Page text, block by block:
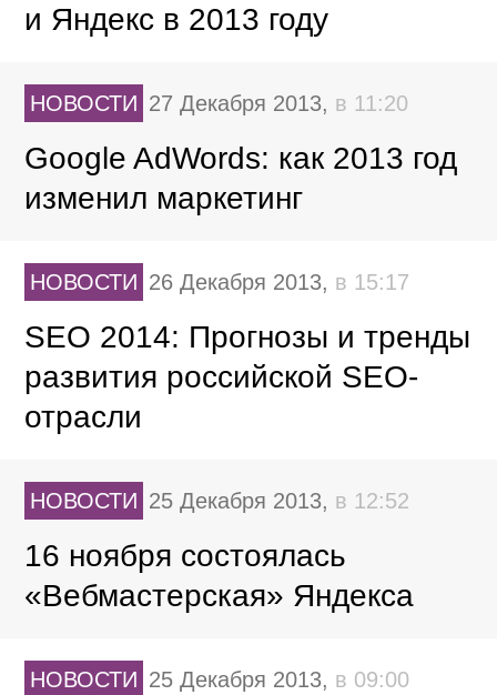
Google и Яндекс в 2013 году
НОВОСТИ 27 Декабря 2013,в 11:20
Google AdWords: как 2013 год
изменил маркетинг
НОВОСТИ 26 Декабря 2013,в 15:17
SEO 2014: Прогнозы и
тренды развития российской
SEO-отрасли
НОВОСТИ 25 Декабря 2013,в 12:52
16 ноября состоялась
«Вебмастерская» Яндекса
НОВОСТИ 25 Декабря 2013,в 09:00